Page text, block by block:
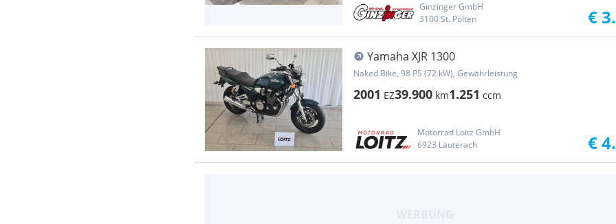
Ginzinger GmbH
3100 St. Pölten
€
Yamaha XJR 1300
Naked Bike, 98 PS (72 kW), Gewährleistung
2001 EZ39.900 km1.251 ccm
Motorrad Loitz GmbH
6923 Lauterach
€